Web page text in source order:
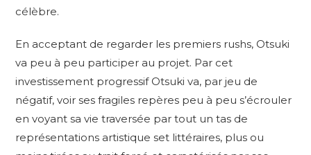
célèbre.
En acceptant de regarder les premiers rushs, Otsuki
va peu à peu participer au projet. Par cet
investissement progressif Otsuki va, par jeu de
négatif, voir ses fragiles repères peu à peu s’écrouler
en voyant sa vie traversée par tout un tas de
représentations artistique set littéraires, plus ou